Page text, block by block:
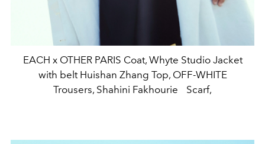
EACH x OTHER PARIS Coat, Whyte Studio Jacket
with belt Huishan Zhang Top, OFF-WHITE
Trousers, Shahini Fakhourie Scarf,